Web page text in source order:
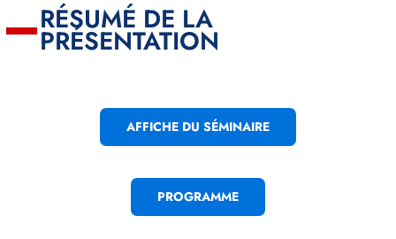
RÉSUMÉ DE LA
PRÉSENTATION
AFFICHE DU SÉMINAIRE
PROGRAMME